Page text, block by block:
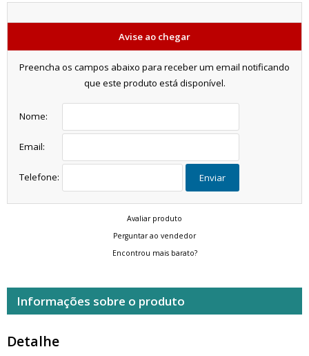
Avise ao chegar
Preencha os campos abaixo para receber um email notificando
que este produto está disponível.
Nome:
Email:
Telefone: Enviar
Avaliar produto
Perguntar ao vendedor
Encontrou mais barato?
Informações sobre o produto
Detalhe